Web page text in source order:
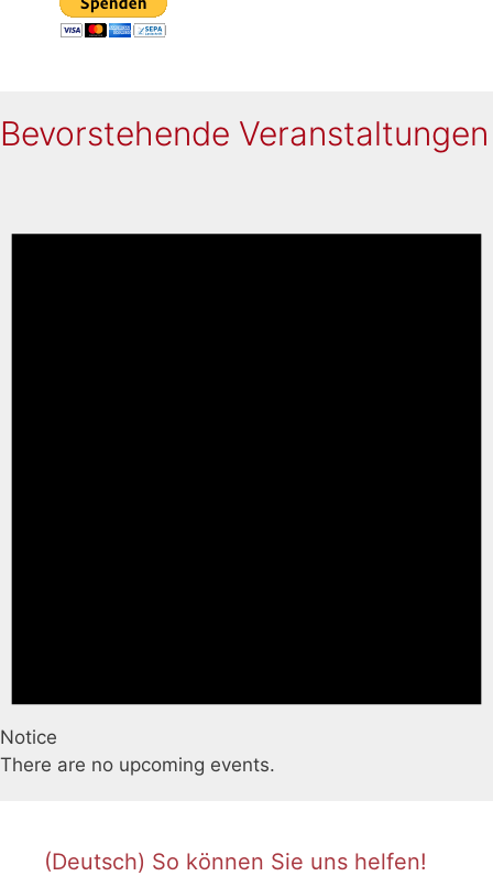
Bevorstehende Veranstaltungen
Notice
There are no upcoming events.
(Deutsch) So können Sie uns helfen!